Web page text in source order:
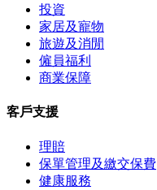
投資
家居及寵物
旅遊及消閒
僱員福利
商業保障
客戶支援
理賠
保單管理及繳交保費
健康服務